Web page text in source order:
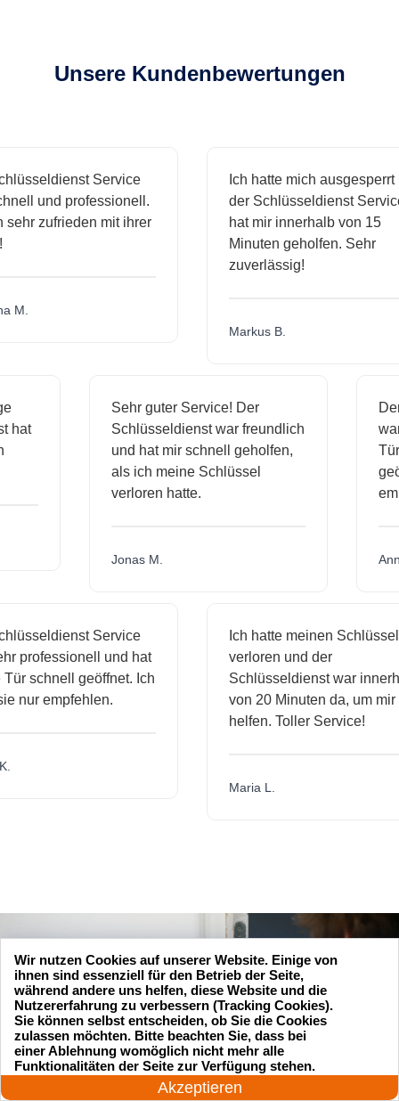
Unsere Kundenbewertungen
Service
und professionell.
zufrieden mit ihrer
Ich hatte mich ausgesperrt und
der Schlüsseldienst Service
hat mir innerhalb von 15
Minuten geholfen. Sehr
zuverlässig!
Markus B.
hat
Sehr guter Service! Der
Schlüsseldienst war freundlich
und hat mir schnell geholfen,
als ich meine Schlüssel
verloren hatte.
Jonas M.
Service
und hat
schnell geöffnet. Ich
empfehlen.
Ich hatte meinen Schlüssel
verloren und der
Schlüsseldienst war innerhalb
von 20 Minuten da, um mir zu
helfen. Toller Service!
Maria L.
24 Stunden am Tag
Akzeptieren
Wir nutzen Cookies auf unserer Website. Einige von
ihnen sind essenziell für den Betrieb der Seite,
während andere uns helfen, diese Website und die
Nutzererfahrung zu verbessern (Tracking Cookies).
Sie können selbst entscheiden, ob Sie die Cookies
zulassen möchten. Bitte beachten Sie, dass bei
einer Ablehnung womöglich nicht mehr alle
Funktionalitäten der Seite zur Verfügung stehen.